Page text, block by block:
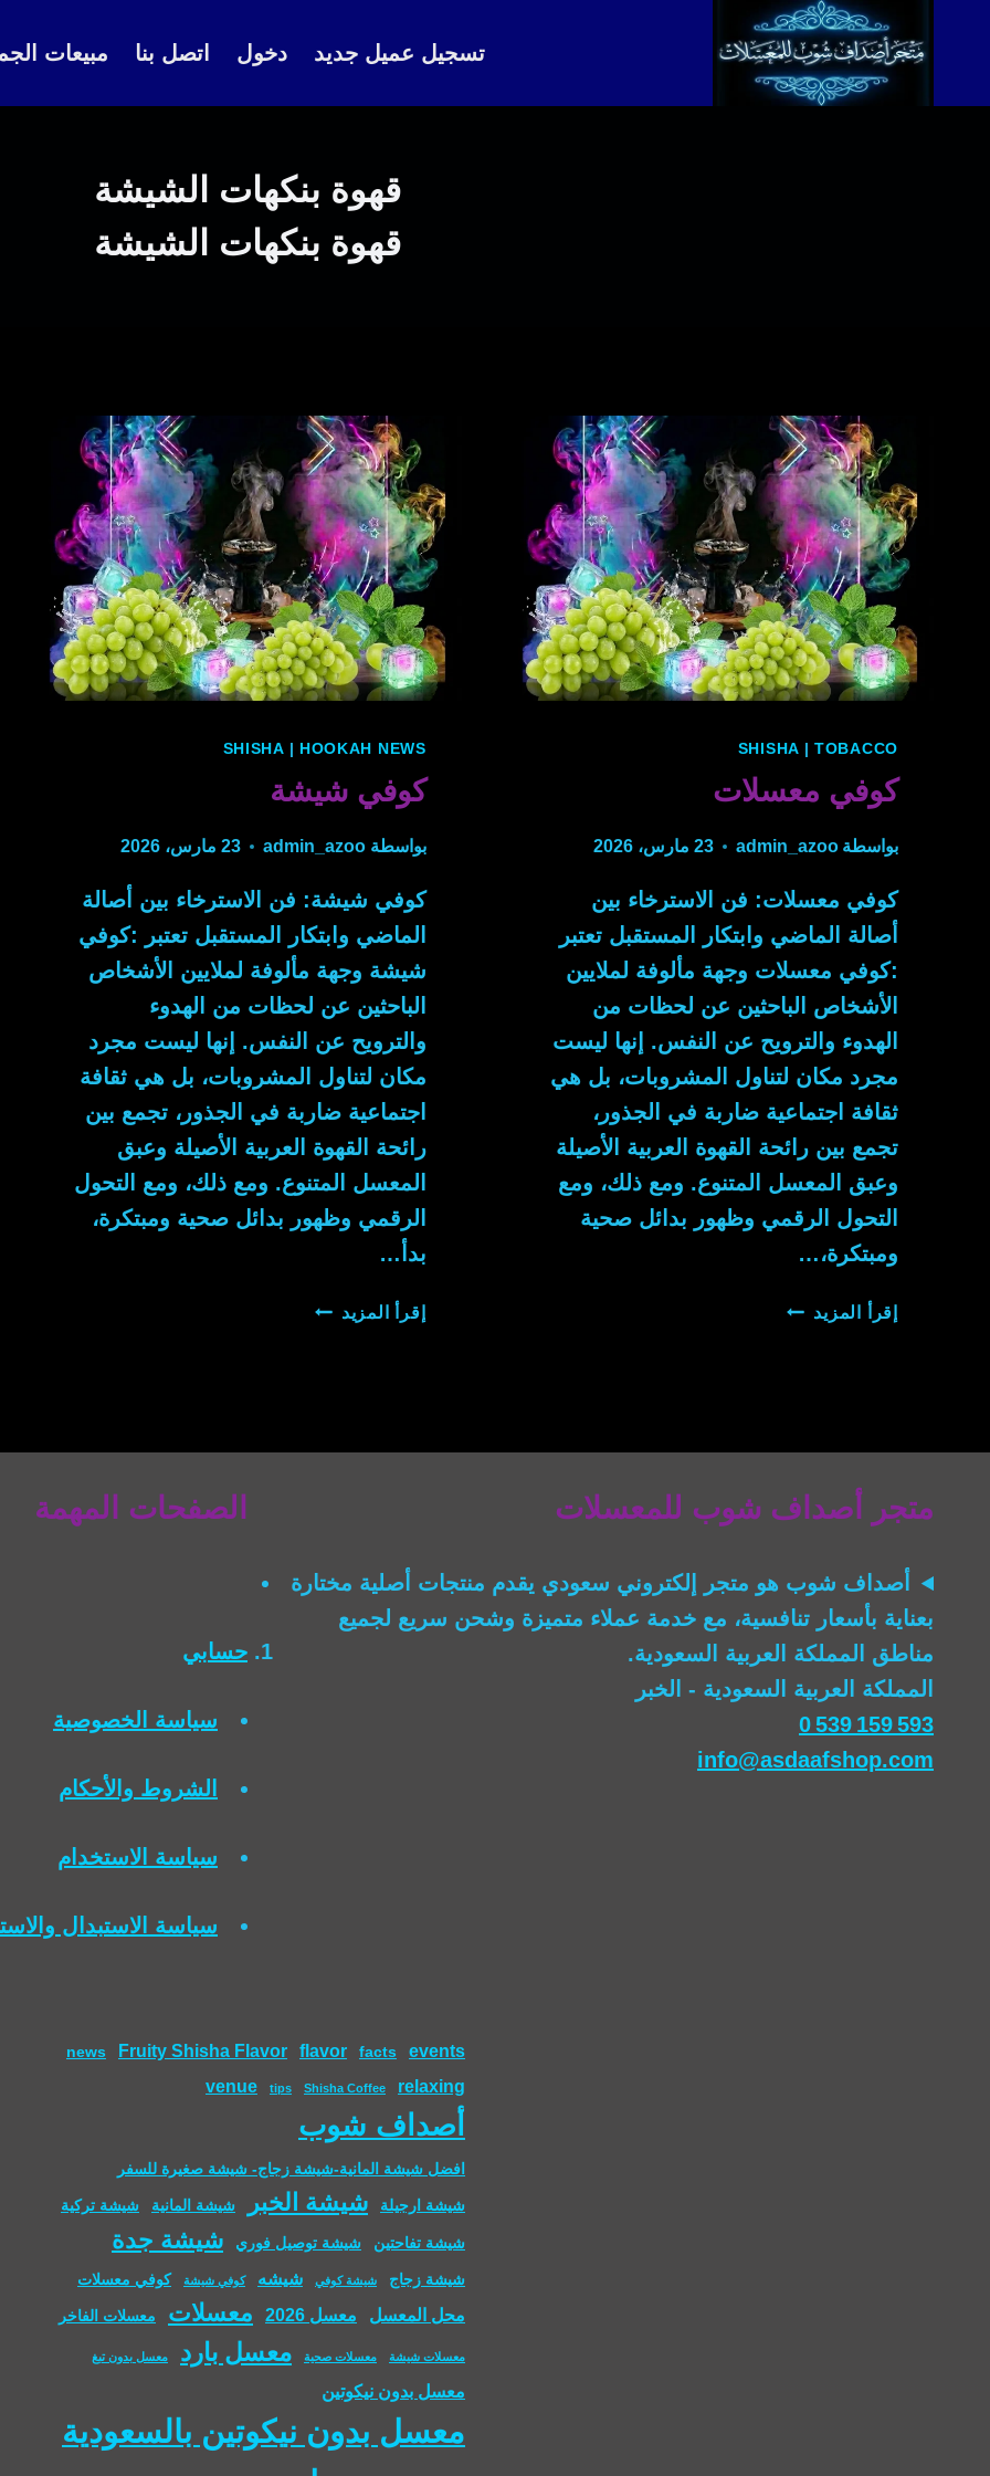
تسجيل عميل جديد دخول اتصل بنا مبيعات
قهوة بنكهات الشيشة
قهوة بنكهات الشيشة
SHISHA|TOBACCO
كوفي معسلات
بواسطة admin_azoo 23 مارس، 2026
كوفي معسلات: فن الاسترخاء بين
أصالة الماضي وابتكار المستقبل تعتبر
:كوفي معسلات وجهة مألوفة لملايين
الأشخاص الباحثين عن لحظات من
الهدوء والترويح عن النفس. إنها ليست
مجرد مكان لتناول المشروبات، بل هي
ثقافة اجتماعية ضاربة في الجذور،
تجمع بين رائحة القهوة العربية الأصيلة
وعبق المعسل المتنوع. ومع ذلك، ومع
التحول الرقمي وظهور بدائل صحية
ومبتكرة،…
إقرأ المزيد كوفي
SHISHA| HOOKAH NEWS
كوفي شيشة
بواسطة admin_azoo 23 مارس، 2026
كوفي شيشة: فن الاسترخاء بين أصالة
الماضي وابتكار المستقبل تعتبر :كوفي
شيشة وجهة مألوفة لملايين الأشخاص
الباحثين عن لحظات من الهدوء
والترويح عن النفس. إنها ليست مجرد
مكان لتناول المشروبات، بل هي ثقافة
اجتماعية ضاربة في الجذور، تجمع بين
رائحة القهوة العربية الأصيلة وعبق
المعسل المتنوع. ومع ذلك، ومع التحول
الرقمي وظهور بدائل صحية ومبتكرة،
بدأ…
إقرأ المزيد كوفي
متجر أصداف شوب للمعسلات
أصداف شوب هو متجر إلكتروني سعودي يقدم منتجات أصلية مختارة
بعناية بأسعار تنافسية، مع خدمة عملاء متميزة وشحن سريع لجميع
مناطق المملكة العربية السعودية.
المملكة العربية السعودية - الخبر
0 539 159 593
info@asdaafshop.com
الصفحات المهمة
حسابي
سياسة الخصوصية
الشروط والأحكام
سياسة الاستخدام
سياسة الاستبدال
events
facts
flavor
Fruity Shisha Flavor
news
relaxing
Shisha Coffee
tips
venue
أصداف شوب
افضل شيشة المانية-شيشة زجاج- شيشة صغيرة للسفر
شيشة ارجيلة شيشة الخبر شيشة المانية شيشة تركية
شيشة تفاحتين شيشة توصيل فوري شيشة جدة
شيشة زجاج شيشة كوفي شيشه كوفي شيشة كوفي معسلات
محل المعسل معسل 2026 معسلات معسلات الفاخر
معسلات شيشة معسلات صحية معسل بارد معسل بدون تبغ
معسل بدون نيكوتين
معسل بدون نيكوتين بالسعودية